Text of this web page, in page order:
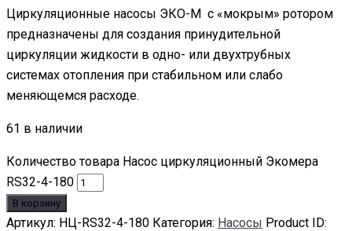
Циркуляционные насосы ЭКО-М с «мокрым» ротором
предназначены для создания принудительной
циркуляции жидкости в одно- или двухтрубных
системах отопления при стабильном или слабо
меняющемся расходе.
61 в наличии
Количество товара Насос циркуляционный Экомера
RS32-4-180
В корзину
Артикул: НЦ-RS32-4-180 Категория: Насосы Product ID: